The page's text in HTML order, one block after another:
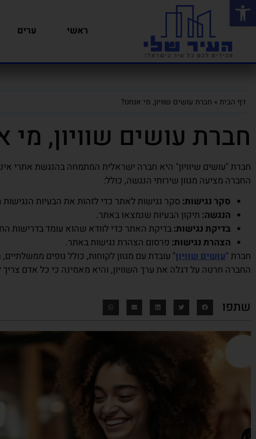
פתח סרגל נגישות
ראשי ערים
דף הבית » חברת עושים שוויון, מי אנחנו?
חברת עושים שוויון, מי
חברת "עושים שיוויון" היא חברה ישראלית המתמחה בהנגשת אתרי
החברה מציעה מגוון שירותי הנגשה, כולל:
סקר נגישות: סקר נגישות לאתר כדי לזהות את הבעיות הנגישות
הנגשה: תיקון הבעיות שנמצאו באתר.
בדיקת נגישות:בדיקת האתר כדי לוודא שהוא עומד בדרישות
הצהרת נגישות: פרסום הצהרת נגישות באתר.
חברת "עושים שוויון" עובדת עם מגוון לקוחות, כולל גופים ממשלתיים,
החברה חרטה על דגלה את ערך השוויון, והיא מאמינה כי כל אדם
שתפו